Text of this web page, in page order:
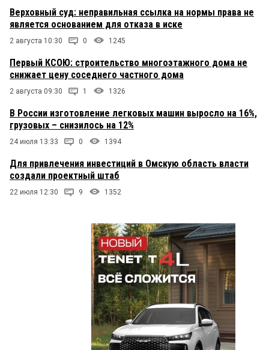
Верховный суд: неправильная ссылка на нормы права не
является основанием для отказа в иске
2 августа 10:30 0 1245
Первый КСОЮ: строительство многоэтажного дома не
снижает цену соседнего частного дома
2 августа 09:30 1 1326
В России изготовление легковых машин выросло на 16%,
грузовых – снизилось на 12%
24 июля 13:33 0 1394
Для привлечения инвестиций в Омскую область власти
создали проектный штаб
22 июля 12:30 9 1352